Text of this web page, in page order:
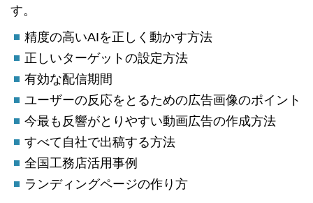
す。
精度の高いAIを正しく動かす方法
正しいターゲットの設定方法
有効な配信期間
ユーザーの反応をとるための広告画像のポイント
今最も反響がとりやすい動画広告の作成方法
すべて自社で出稿する方法
全国工務店活用事例
ランディングページの作り方